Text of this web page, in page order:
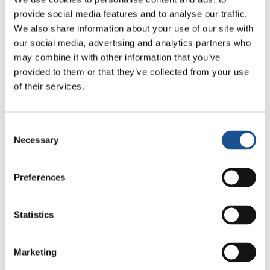
provide social media features and to analyse our traffic.
We also share information about your use of our site with
our social media, advertising and analytics partners who
may combine it with other information that you’ve
provided to them or that they’ve collected from your use
of their services.
Selection
Necessary
Preferences
Statistics
Marketing
nucleares con su potenciación estratégica, hoy
pedimos en voz alta a nuestros gobiernos que
se firme e implemente el Tratado sobre la
Prohibición de las Armas Nucleares, adoptado
solo por 122 Estados el 7 de julio de 2017. La
fuerza política de la ONU debe volver a la
planeta, reunidas en una específica asamblea
pueblos.
poder desnudo de la fuerza, afirmamos sin
creemos en la construcción de la paz, en los
procesos de diálogo, en los instrumentos de la